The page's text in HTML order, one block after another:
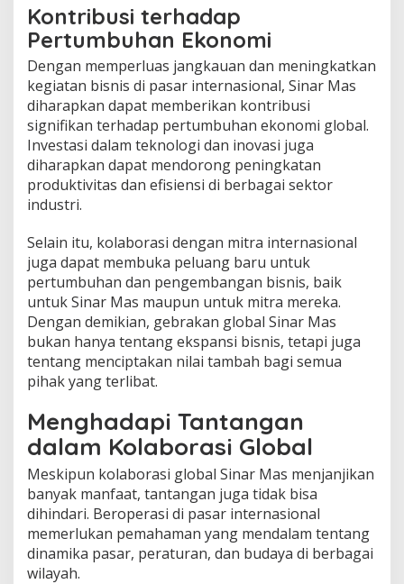
Kontribusi terhadap
Pertumbuhan Ekonomi
Dengan memperluas jangkauan dan meningkatkan
kegiatan bisnis di pasar internasional, Sinar Mas
diharapkan dapat memberikan kontribusi
signifikan terhadap pertumbuhan ekonomi global.
Investasi dalam teknologi dan inovasi juga
diharapkan dapat mendorong peningkatan
produktivitas dan efisiensi di berbagai sektor
industri.
Selain itu, kolaborasi dengan mitra internasional
juga dapat membuka peluang baru untuk
pertumbuhan dan pengembangan bisnis, baik
untuk Sinar Mas maupun untuk mitra mereka.
Dengan demikian, gebrakan global Sinar Mas
bukan hanya tentang ekspansi bisnis, tetapi juga
tentang menciptakan nilai tambah bagi semua
pihak yang terlibat.
Menghadapi Tantangan
dalam Kolaborasi Global
Meskipun kolaborasi global Sinar Mas menjanjikan
banyak manfaat, tantangan juga tidak bisa
dihindari. Beroperasi di pasar internasional
memerlukan pemahaman yang mendalam tentang
dinamika pasar, peraturan, dan budaya di berbagai
wilayah.